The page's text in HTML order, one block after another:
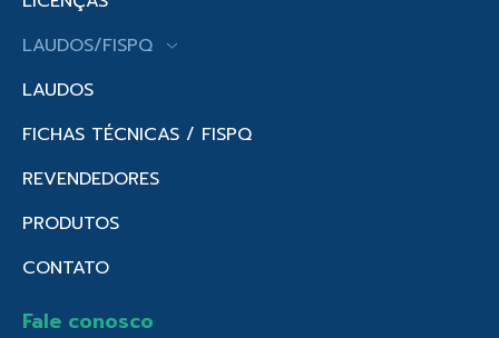
LAUDOS/FISPQ
LAUDOS
FICHAS TÉCNICAS / FISPQ
REVENDEDORES
PRODUTOS
CONTATO
Fale conosco